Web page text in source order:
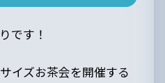
です！
イズお茶会を開催する